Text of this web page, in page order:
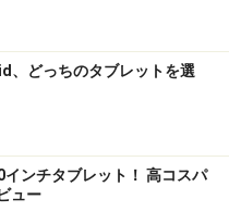
ためです。
、どっちのタブレットを選
ンチタブレット！ 高コスパ
ュー